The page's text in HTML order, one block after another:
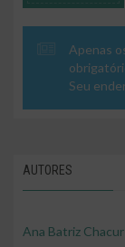
Apenas
Seu
AUTORES
Ana Batriz Chacur